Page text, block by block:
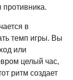
противника.
в
темп игры. Вы
или
целый час,
ритм создает